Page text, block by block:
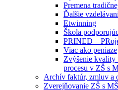
Premena
Ďalšie
Etwinning
Škola
PRINED –
Viac ako peniaze
Zvýšenie kvality
procesu v ZŠ s
Archív faktúr, zmluv a
Zverejňovanie ZŠ s